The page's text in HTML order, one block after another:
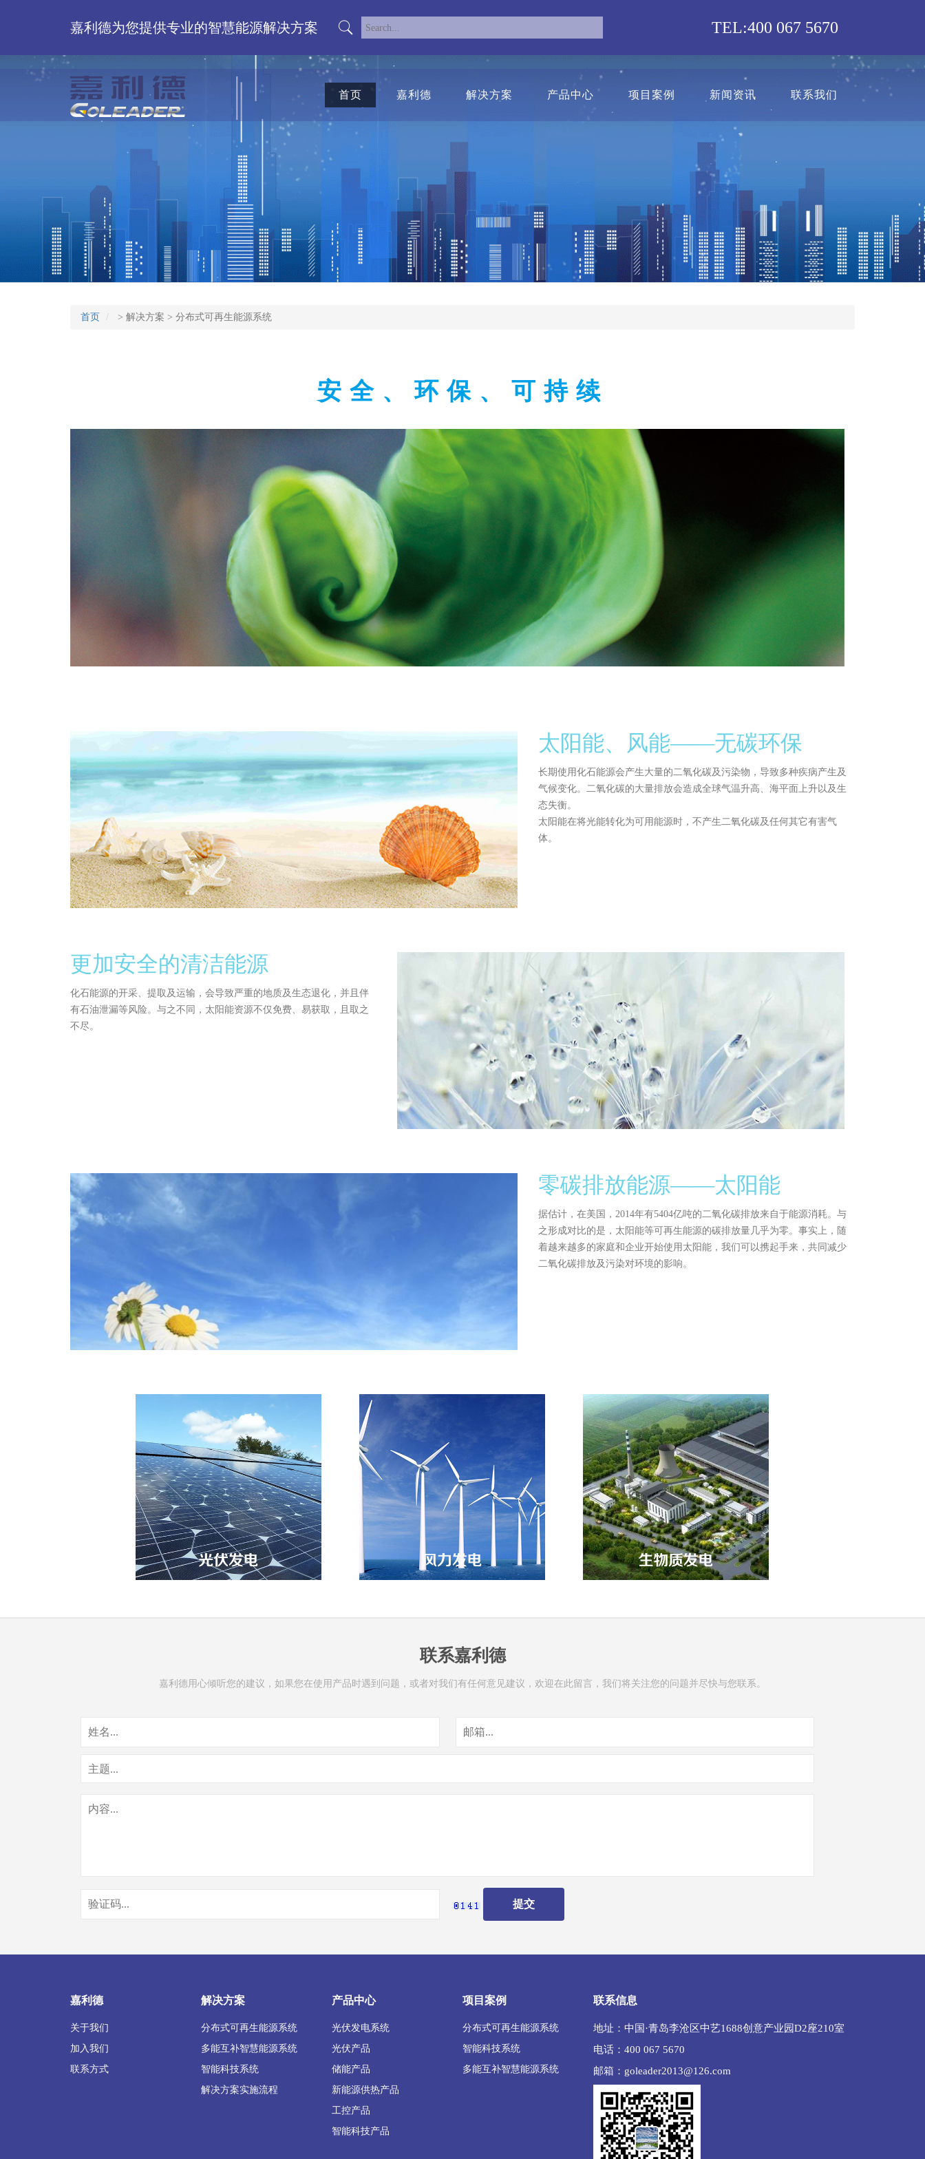
嘉利德为您提供专业的智慧能源解决方案 TEL:400 067 5670
首页 嘉利德 解决方案 产品中心 项目案例 新闻资讯 联系我们
首页 > 解决方案 > 分布式可再生能源系统
安全、环保、可持续
太阳能、风能——无碳环保
长期使用化石能源会产生大量的二氧化碳及污染物，导致多种疾病产生及
气候变化。二氧化碳的大量排放会造成全球气温升高、海平面上升以及生
态失衡。
太阳能在将光能转化为可用能源时，不产生二氧化碳及任何其它有害气
体。
更加安全的清洁能源
化石能源的开采、提取及运输，会导致严重的地质及生态退化，并且伴
有石油泄漏等风险。与之不同，太阳能资源不仅免费、易获取，且取之
不尽。
零碳排放能源——太阳能
据估计，在美国，2014年有5404亿吨的二氧化碳排放来自于能源消耗。与
之形成对比的是，太阳能等可再生能源的碳排放量几乎为零。事实上，随
着越来越多的家庭和企业开始使用太阳能，我们可以携起手来，共同减少
二氧化碳排放及污染对环境的影响。
联系嘉利德
嘉利德用心倾听您的建议，如果您在使用产品时遇到问题，或者对我们有任何意见建议，欢迎在此留言，我们将关注您的问题并尽快与您联系。
嘉利德
关于我们
加入我们
联系方式
解决方案
分布式可再生能源系统
多能互补智慧能源系统
智能科技系统
解决方案实施流程
产品中心
光伏发电系统
光伏产品
储能产品
新能源供热产品
工控产品
智能科技产品
项目案例
分布式可再生能源系统
智能科技系统
多能互补智慧能源系统
联系信息
地址：中国·青岛李沧区中艺1688创意产业园D2座210室
电话：400 067 5670
邮箱：goleader2013@126.com